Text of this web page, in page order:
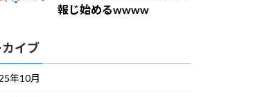
報じ始めるwwww
カイブ
年10月